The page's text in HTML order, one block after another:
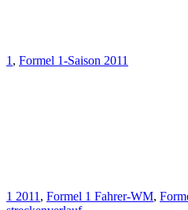
1 , Formel 1-Saison 2011
1 2011 , Formel 1 Fahrer-WM,